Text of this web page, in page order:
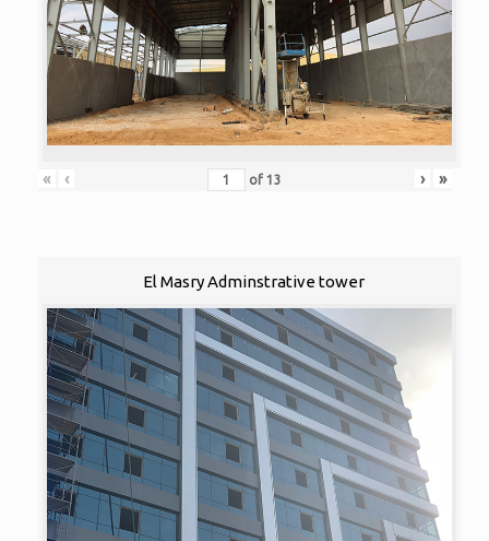
« ‹ of 13 › »
El Masry Adminstrative tower